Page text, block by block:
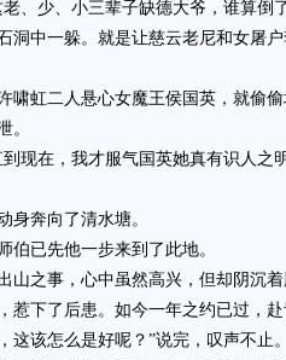
少、小三辈子缺德大爷，谁算倒
洞中一躲。就是让慈云老尼和女屠
虹二人悬心女魔王侯国英，就偷
。
在，我才服气国英她真有识人之
奔向了清水塘。
已先他一步来到了此地。
之事，心中虽然高兴，但却阴沉着
惹下了后患。如今一年之约已过，
该怎么是好呢？”说完，叹声不止。